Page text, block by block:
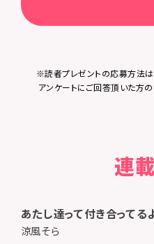
※読者プレゼントの応募方法は
アンケートにご回答頂いた方の
連
あたし達って付き合ってる
涼風そら